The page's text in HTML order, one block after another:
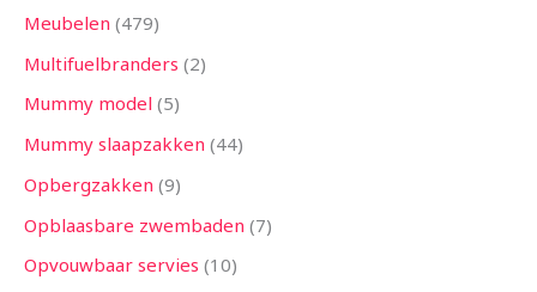
Meubelen 479
Multifuelbranders 2
Mummy model 5
Mummy slaapzakken 44
Opbergzakken 9
Opblaasbare zwembaden 7
Opvouwbaar servies 10